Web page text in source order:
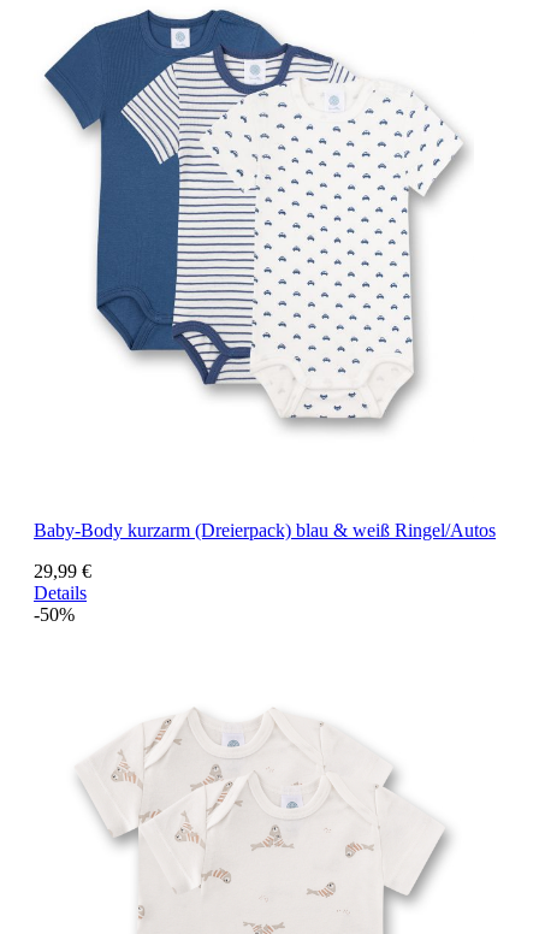
Baby-Body kurzarm (Dreierpack) blau & weiß Ringel/Autos
29,99 €
Details
-50%